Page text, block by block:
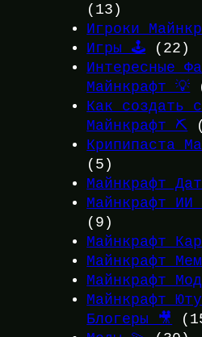
(13)
Игроки
Игры 🕹️ (22)
Интересные
Майнкрафт 💡
Как создать
Майнкрафт ⛏️
Крипипаста
(5)
Майнкрафт
Майнкрафт ИИ
(9)
Майнкрафт
Майнкрафт
Майнкрафт
Майнкрафт
Блогеры 🎥